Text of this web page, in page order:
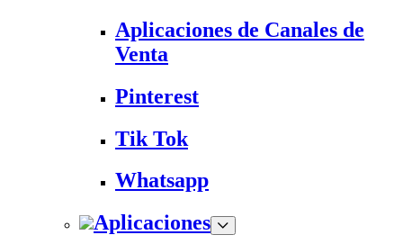
Aplicaciones de Canales de
Venta
Pinterest
Tik Tok
Whatsapp
Aplicaciones